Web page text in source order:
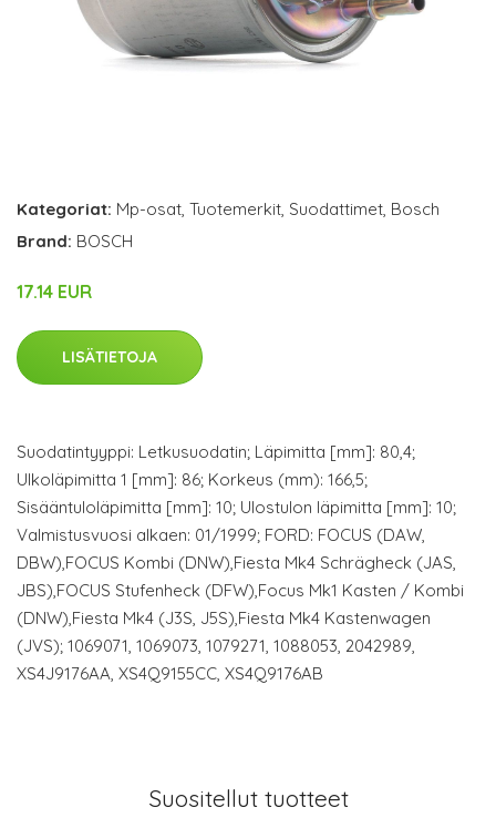
Kategoriat: Mp-osat, Tuotemerkit, Suodattimet, Bosch
Brand: BOSCH
17.14 EUR
LISÄTIETOJA
Suodatintyyppi: Letkusuodatin; Läpimitta [mm]: 80,4;
Ulkoläpimitta 1 [mm]: 86; Korkeus (mm): 166,5;
Sisääntuloläpimitta [mm]: 10; Ulostulon läpimitta [mm]: 10;
Valmistusvuosi alkaen: 01/1999; FORD: FOCUS (DAW,
DBW),FOCUS Kombi (DNW),Fiesta Mk4 Schrägheck (JAS,
JBS),FOCUS Stufenheck (DFW),Focus Mk1 Kasten / Kombi
(DNW),Fiesta Mk4 (J3S, J5S),Fiesta Mk4 Kastenwagen
(JVS); 1069071, 1069073, 1079271, 1088053, 2042989,
XS4J9176AA, XS4Q9155CC, XS4Q9176AB
Suositellut tuotteet